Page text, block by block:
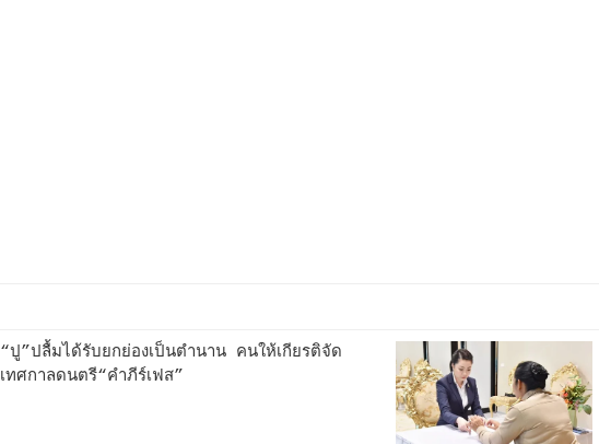
“ปู”ปลื้มได้รับยกย่องเป็นตำนาน คนให้เกียรติจัด
เทศกาลดนตรี“คำภีร์เฟส”